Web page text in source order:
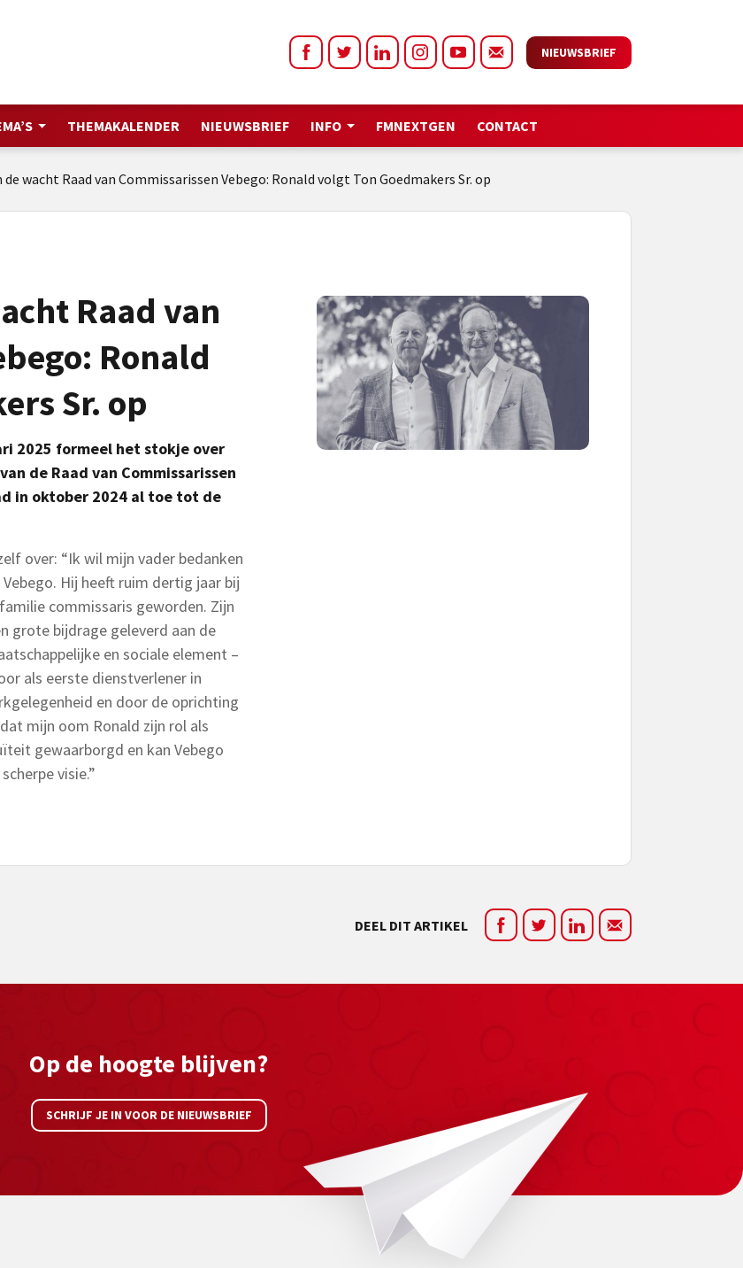
NIEUWSBRIEF
THEMAKALENDER NIEUWSBRIEF INFO FMNEXTGEN CONTACT
de wacht Raad van Commissarissen Vebego: Ronald volgt Ton Goedmakers Sr. op
Raad van
Ronald
Sr. op
2025 formeel het stokje over
de Raad van Commissarissen
in oktober 2024 al toe tot de
over: “Ik wil mijn vader bedanken
Hij heeft ruim dertig jaar bij
commissaris geworden. Zijn
grote bijdrage geleverd aan de
en sociale element –
als eerste dienstverlener in
en door de oprichting
mijn oom Ronald zijn rol als
gewaarborgd en kan Vebego
visie.”
DEEL DIT ARTIKEL
Op de hoogte blijven?
SCHRIJF JE IN VOOR DE NIEUWSBRIEF